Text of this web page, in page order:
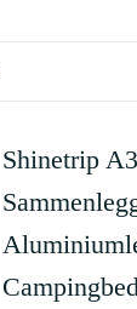
Shinetrip